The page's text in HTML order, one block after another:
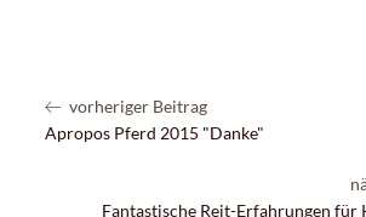
vorheriger Beitrag
Apropos Pferd 2015 "Danke"
Fantastische Reit-Erfahrungen für